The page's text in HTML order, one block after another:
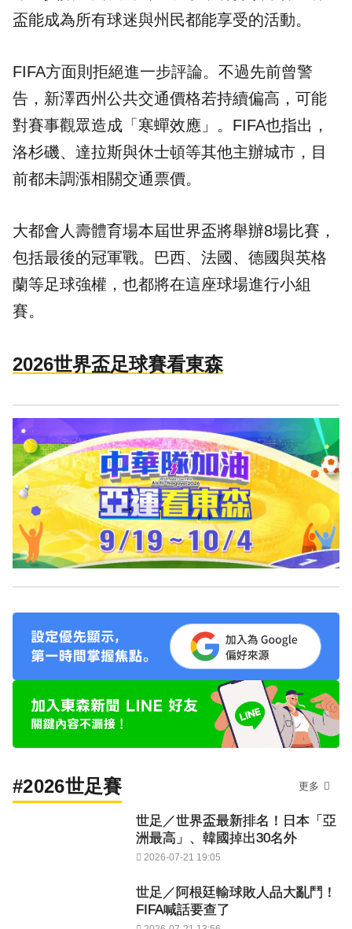
盃能成為所有球迷與州民都能享受的活動。
FIFA方面則拒絕進一步評論。不過先前曾警
告，新澤西州公共交通價格若持續偏高，可能
對賽事觀眾造成「寒蟬效應」。FIFA也指出，
洛杉磯、達拉斯與休士頓等其他主辦城市，目
前都未調漲相關交通票價。
大都會人壽體育場本屆世界盃將舉辦8場比賽，
包括最後的冠軍戰。巴西、法國、德國與英格
蘭等足球強權，也都將在這座球場進行小組
賽。
2026世界盃足球賽看東森
#2026世足賽 更多
世足／世界盃最新排名！日本「亞
洲最高」、韓國掉出30名外
2026-07-21 19:05
世足／阿根廷輸球敗人品大亂鬥！
FIFA喊話要查了